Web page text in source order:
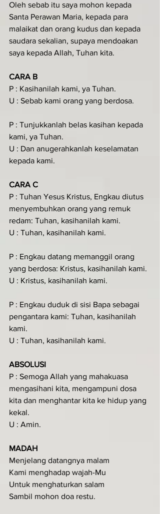
Oleh sebab itu saya mohon kepada
Santa Perawan Maria, kepada para
malaikat dan orang kudus dan kepada
saudara sekalian, supaya mendoakan
saya kepada Allah, Tuhan kita.
CARA B
P : Kasihanilah kami, ya Tuhan.
U : Sebab kami orang yang berdosa.
P : Tunjukkanlah belas kasihan kepada
kami, ya Tuhan.
U : Dan anugerahkanlah keselamatan
kepada kami.
CARA C
P : Tuhan Yesus Kristus, Engkau diutus
menyembuhkan orang yang remuk
redam: Tuhan, kasihanilah kami.
U : Tuhan, kasihanilah kami.
P : Engkau datang memanggil orang
yang berdosa: Kristus, kasihanilah kami.
U : Kristus, kasihanilah kami.
P : Engkau duduk di sisi Bapa sebagai
pengantara kami: Tuhan, kasihanilah
kami.
U : Tuhan, kasihanilah kami.
ABSOLUSI
P : Semoga Allah yang mahakuasa
mengasihani kita, mengampuni dosa
kita dan menghantar kita ke hidup yang
kekal.
U : Amin.
MADAH
Menjelang datangnya malam
Kami menghadap wajah-Mu
Untuk menghaturkan salam
Sambil mohon doa restu.